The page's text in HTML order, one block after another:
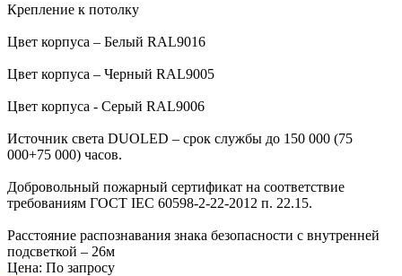
Крепление к потолку
Цвет корпуса – Белый RAL9016
Цвет корпуса – Черный RAL9005
Цвет корпуса - Серый RAL9006
Источник света DUOLED – срок службы до 150 000 (75
000+75 000) часов.
Добровольный пожарный сертификат на соответствие
требованиям ГОСТ IEC 60598-2-22-2012 п. 22.15.
Расстояние распознавания знака безопасности с внутренней
подсветкой – 26м
Цена: По запросу